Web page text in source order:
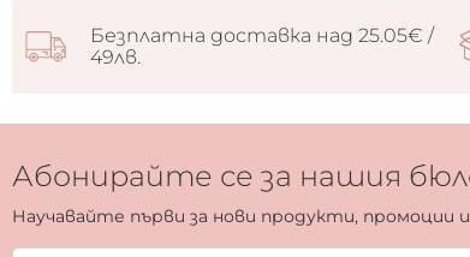
Безплатна доставка над 25.05€ /
49лв.
Абонирайте се за нашия
Научавайте първи за нови продукти, промоции